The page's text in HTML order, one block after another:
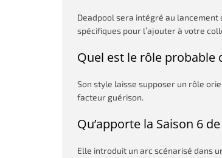
Deadpool sera intégré au lancement
spécifiques pour l’ajouter à votre
Quel est le rôle probable
Son style laisse supposer un rôle
facteur guérison.
Qu’apporte la Saison 6
Elle introduit un arc scénarisé dans